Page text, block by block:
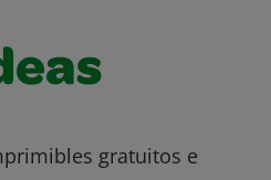
gratuitos e